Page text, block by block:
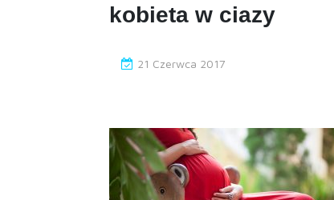
kobieta w ciazy
21 Czerwca 2017